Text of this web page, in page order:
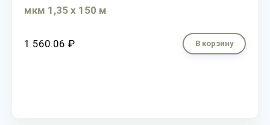
мкм 1,35 х 150 м
1 560.06 ₽ В корзину